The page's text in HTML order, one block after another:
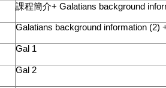
課程簡介+ Galatians background
Galatians background information (2)
Gal 1
Gal 2